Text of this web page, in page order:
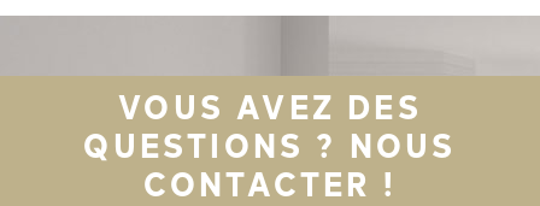
VOUS AVEZ DES
QUESTIONS ? NOUS
CONTACTER !